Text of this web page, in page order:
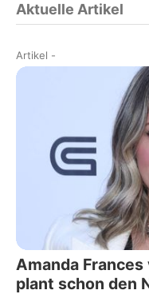
Aktuelle Artikel
Artikel -
Amanda
plant schon den